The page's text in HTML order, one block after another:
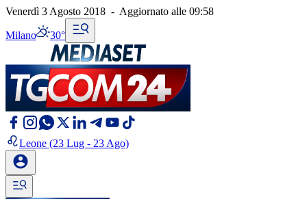
Venerdì 3 Agosto 2018 - Aggiornato alle 09:58
Milano 30°
Leone (23 Lug - 23 Ago)